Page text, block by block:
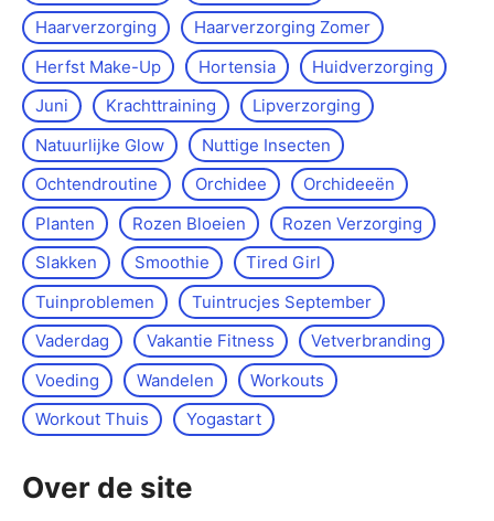
Haarverzorging
Haarverzorging Zomer
Herfst Make-Up
Hortensia
Huidverzorging
Juni
Krachttraining
Lipverzorging
Natuurlijke Glow
Nuttige Insecten
Ochtendroutine
Orchidee
Orchideeën
Planten
Rozen Bloeien
Rozen Verzorging
Slakken
Smoothie
Tired Girl
Tuinproblemen
Tuintrucjes September
Vaderdag
Vakantie Fitness
Vetverbranding
Voeding
Wandelen
Workouts
Workout Thuis
Yoga­start
Over de site